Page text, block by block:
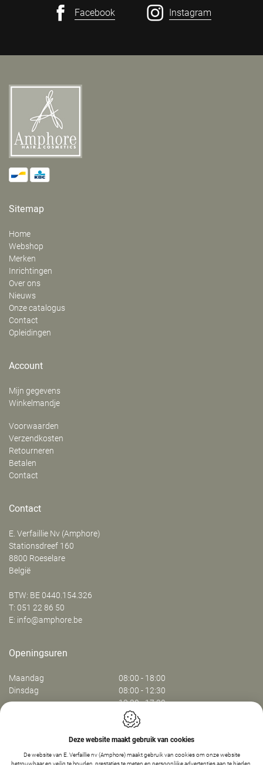
Facebook Instagram
Sitemap
Home
Webshop
Merken
Inrichtingen
Over ons
Nieuws
Onze catalogus
Contact
Opleidingen
Account
Mijn gegevens
Winkelmandje
Voorwaarden
Verzendkosten
Retourneren
Betalen
Contact
Contact
E. Verfaillie Nv (Amphore)
‍Stationsdreef 160
8800 Roeselare
België
BTW: BE 0440.154.326
T: 051 22 86 50
E: info@amphore.be
Openingsuren
Maandag
08:00 - 18:00
Dinsdag
08:00 - 12:30
13:30 - 17:30
08:00 - 12:30
13:30 - 17:30
08:00 - 12:30
13:30 - 17:30
Deze website maakt gebruik van cookies
De website van E. Verfaillie nv (Amphore) maakt gebruik van cookies om onze website
betrouwbaar en veilig te houden, prestaties te meten en persoonlijke advertenties aan te bieden.